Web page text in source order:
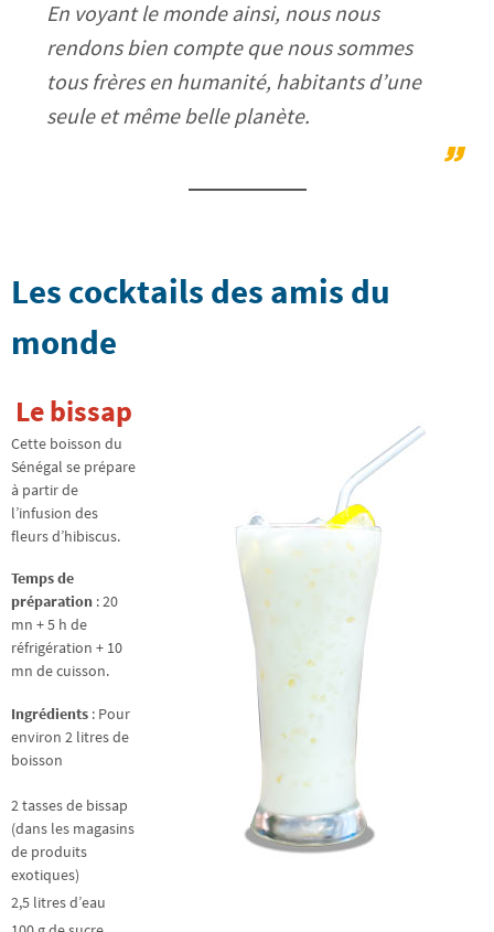
En voyant le monde ainsi, nous nous
rendons bien compte que nous sommes
tous frères en humanité, habitants d’une
seule et même belle planète.
Les cocktails des amis du
monde
Le bissap
Cette boisson du
Sénégal se prépare
à partir de
l’infusion des
fleurs d’hibiscus.
Temps de
préparation : 20
mn + 5 h de
réfrigération + 10
mn de cuisson.
Ingrédients : Pour
environ 2 litres de
boisson
2 tasses de bissap
(dans les magasins
de produits
exotiques)
2,5 litres d’eau